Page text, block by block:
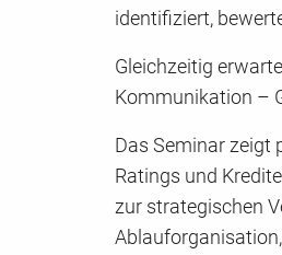
identifiziert,
Gleichzeitig
Kommunikation –
Das Seminar zeigt
Ratings und
zur strategischen